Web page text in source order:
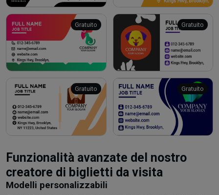
Gratuito Gratuito
Gratuito Gratuito
Funzionalità avanzate del nostro
creatore di biglietti da visita
Modelli personalizzabili